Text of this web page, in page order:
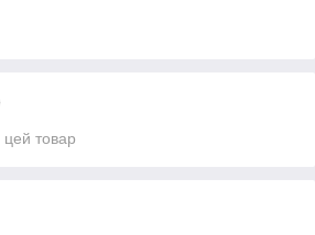
цей товар